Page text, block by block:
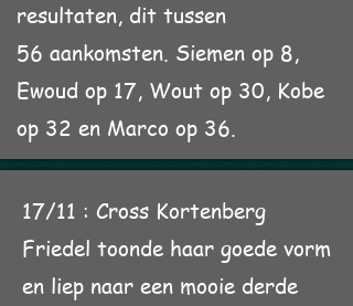
resultaten, dit tussen
56 aankomsten. Siemen op 8,
Ewoud op 17, Wout op 30, Kobe
op 32 en Marco op 36.
17/11 : Cross Kortenberg
Friedel toonde haar goede vorm
en liep naar een mooie derde